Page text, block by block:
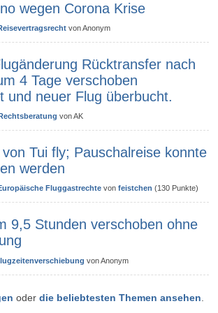
wegen Corona Krise
vonAnonym
Rücktransfer nach
4 Tage verschoben
und neuer Flug überbucht.
vonAK
Tui fly; Pauschalreise konnte
werden
Fluggastrechte vonfeistchen (130 Punkte)
9,5 Stunden verschoben ohne
vonAnonym
oderdie beliebtesten Themen ansehen